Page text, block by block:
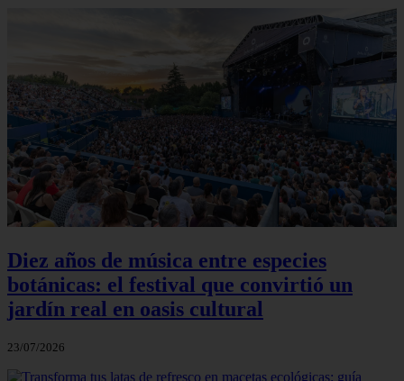
Diez años de música entre especies
botánicas: el festival que convirtió un
jardín real en oasis cultural
23/07/2026